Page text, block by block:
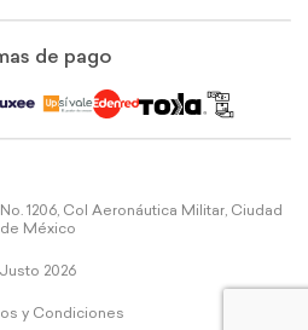
de pago
1206, Col Aeronáutica Militar, Ciudad
de México
Justo 2026
y Condiciones